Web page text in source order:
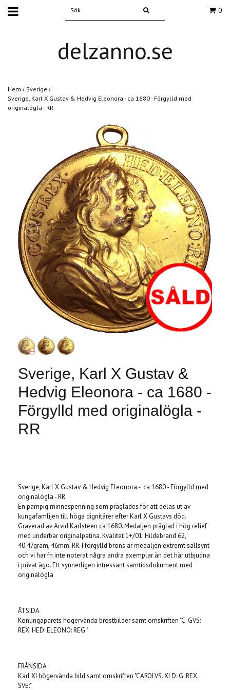
0
delzanno.se
Hem › Sverige ›
Sverige, Karl X Gustav & Hedvig Eleonora - ca 1680 - Förgylld med
originalögla - RR
Sverige, Karl X Gustav &
Hedvig Eleonora - ca 1680 -
Förgylld med originalögla -
RR
Sverige, Karl X Gustav & Hedvig Eleonora - ca 1680 - Förgylld med
originalögla - RR
En pampig minnespenning som präglades för att delas ut av
kungafamlijen till höga dignitärer efter Karl X Gustavs död.
Graverad av Arvid Karlsteen ca 1680. Medaljen präglad i hög relief
med underbar originalpatina. Kvalitet 1+/01. Hildebrand 62,
40.47gram, 46mm. RR. I förgylld brons är medaljen extremt sällsynt
och vi har fn inte noterat några andra exemplar än det här utbjudna
i privat ägo. Ett synnerligen intressant samtidsdokument med
originalögla
ÅTSIDA
Konungaparets högervända bröstbilder samt omskriften "C. GVS:
REX. HED: ELEONO: REG."
FRÅNSIDA
Karl XI högervända bild samt omskriften "CAROLVS. XI D: G: REX.
SVE:"